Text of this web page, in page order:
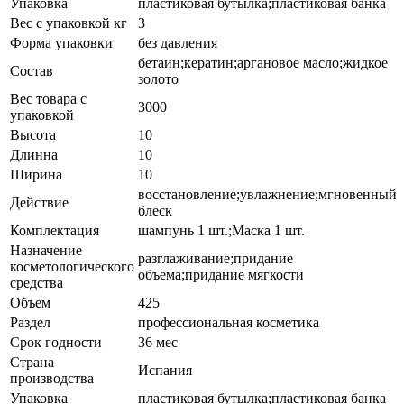
Вес с упаковкой кг
3
Форма упаковки
без давления
Состав
бетаин;кератин;аргановое масло;жидкое
золото
Вес товара с
упаковкой
3000
Высота
10
Длинна
10
Ширина
10
Действие
восстановление;увлажнение;мгновенный
блеск
Комплектация
шампунь 1 шт.;Маска 1 шт.
Назначение
косметологического
средства
разглаживание;придание
объема;придание мягкости
Объем
425
Раздел
профессиональная косметика
Срок годности
36 мес
Страна
производства
Испания
Упаковка
пластиковая бутылка;пластиковая банка